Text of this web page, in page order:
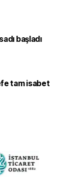
başladı
tam isabet